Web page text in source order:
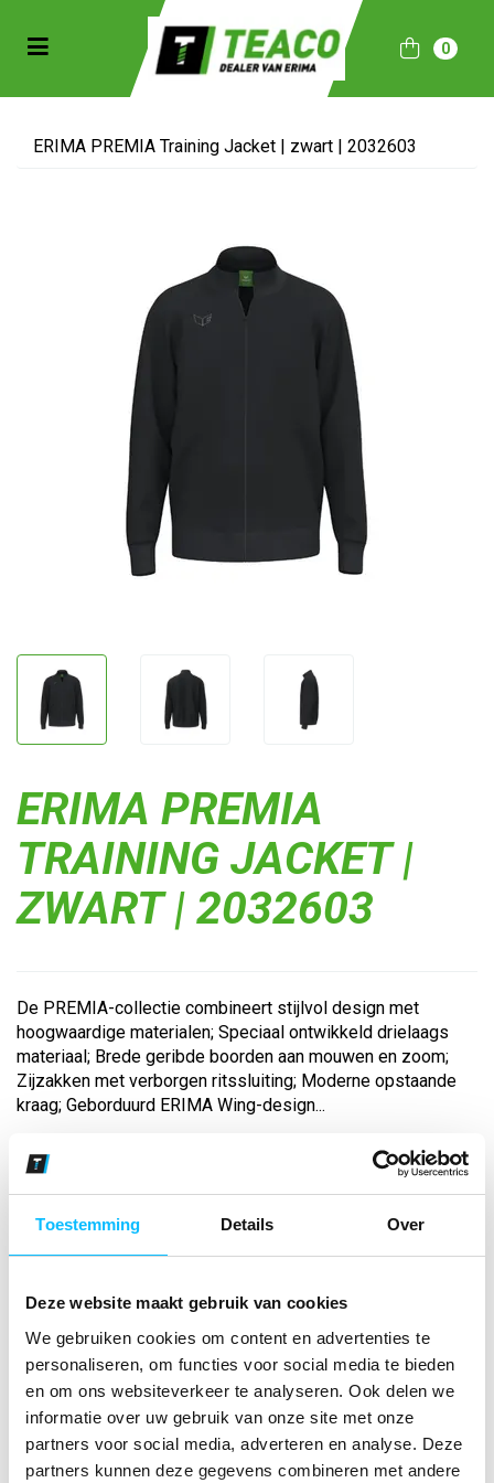
Toestemming Details Over
Deze website maakt gebruik van cookies
We gebruiken cookies om content en advertenties te
personaliseren, om functies voor social media te bieden
en om ons websiteverkeer te analyseren. Ook delen we
informatie over uw gebruik van onze site met onze
partners voor social media, adverteren en analyse. Deze
partners kunnen deze gegevens combineren met andere
(Sportkleding)
(Collecties)
Toggle navigation 0
ERIMA PREMIA Training Jacket | zwart | 2032603
ERIMA PREMIA
TRAINING JACKET |
ZWART | 2032603
De PREMIA-collectie combineert stijlvol design met
hoogwaardige materialen; Speciaal ontwikkeld drielaags
materiaal; Brede geribde boorden aan mouwen en zoom;
Zijzakken met verborgen ritssluiting; Moderne opstaande
kraag; Geborduurd ERIMA Wing-design...
Bekijk andere kleuren
zwart
Maat
*Gratis verzending vanaf €150,- exclusief BTW
Kies kleur/maat